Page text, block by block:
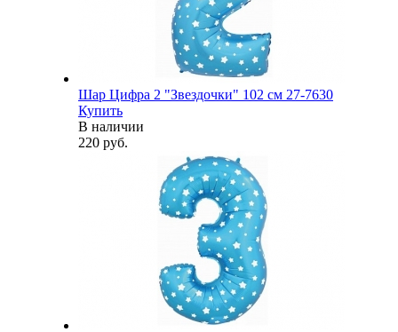
Шар Цифра 2 "Звездочки" 102 см 27-7630
Купить
В наличии
220 руб.